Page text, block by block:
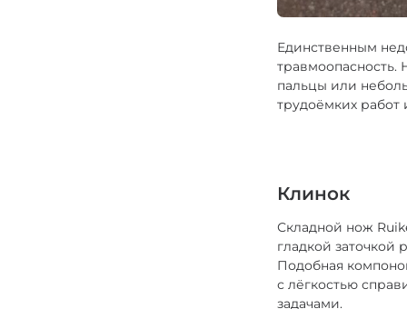
Единственным
травмоопасность.
пальцы или
трудоёмких
Клинок
Складной нож
гладкой заточкой
Подобная
с лёгкостью
задачами.